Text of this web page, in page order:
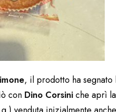
, il prodotto ha
con Dino Corsiniche aprì